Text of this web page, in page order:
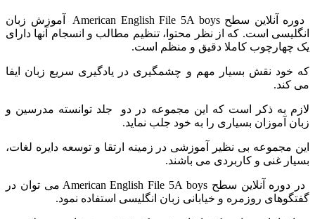
دوره آنلاین سطح American English File 5A boys آموزش زبان
انگلیسی است. که از نظر محتوا، تنظیم مطالب و انسجام آنها دارای
یک چهارچوب کاملا دقیق و منظم است.
که خود نقش بسیار مهم و چشمگیری در یادگیری سریع زبان ایفا
می کند.
لازم به ذکر است که این مجموعه در دو جلد توانسته مدرسین و
زبان آموزان بسیاری را به خود جلب نماید.
این مجموعه بی نظیر آموزشی در زمینه ارتقا و توسعه دایره لغات،
بسیار غنی و کاربردی می باشند.
در دوره آنلاین سطح American English File 5A boys می توان در
گفتگوهای روزمره و خیابانی زبان انگلیسی استفاده نمود.